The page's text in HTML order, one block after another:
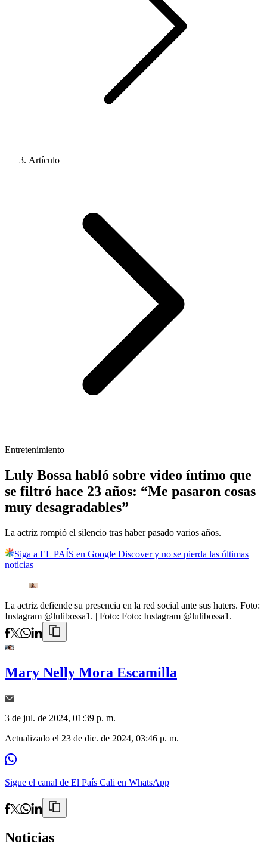
Artículo
Entretenimiento
Luly Bossa habló sobre video íntimo que
se filtró hace 23 años: “Me pasaron cosas
muy desagradables”
La actriz rompió el silencio tras haber pasado varios años.
Siga a EL PAÍS en Google Discover y no se pierda las últimas
noticias
La actriz defiende su presencia en la red social ante sus haters. Foto:
Instagram @lulibossa1. | Foto: Foto: Instagram @lulibossa1.
Mary Nelly Mora Escamilla
3 de jul. de 2024, 01:39 p. m.
Actualizado el 23 de dic. de 2024, 03:46 p. m.
Sigue el canal de El País Cali en WhatsApp
Noticias